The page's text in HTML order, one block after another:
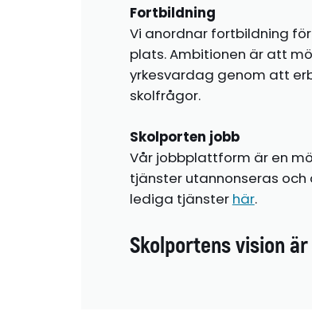
Fortbildning
Vi anordnar fortbildning
plats. Ambitionen är att
yrkesvardag genom att
skolfrågor.
Skolporten jobb
Vår jobbplattform är en
tjänster utannonseras
lediga tjänster här.
Skolportens vision